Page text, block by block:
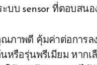
บบ sensor ที่ตอบสน
ภาพดี คุ้มค่าต่อการ
หรือรุ่นพรีเมียม หาก